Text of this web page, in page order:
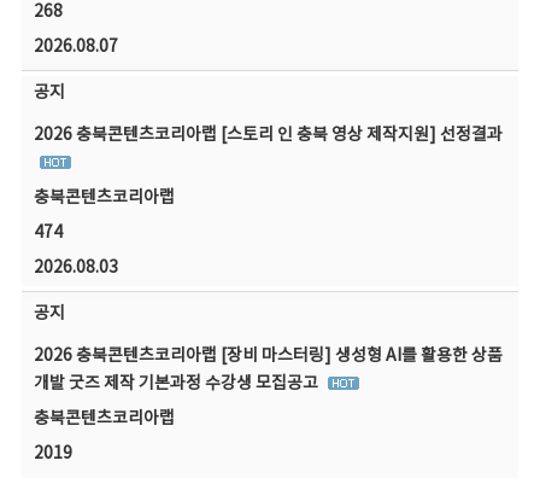
268
2026.08.07
공지
2026 충북콘텐츠코리아랩 [스토리 인 충북 영상 제작지원] 선정결과
충북콘텐츠코리아랩
474
2026.08.03
공지
2026 충북콘텐츠코리아랩 [장비 마스터링] 생성형 AI를 활용한 상품
개발 굿즈 제작 기본과정 수강생 모집공고
충북콘텐츠코리아랩
2019